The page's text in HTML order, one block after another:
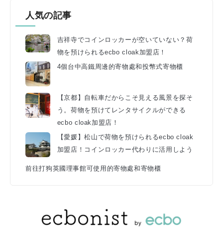
人気の記事
吉祥寺でコインロッカーが空いていない？荷
物を預けられるecbo cloak加盟店！
4個台中高鐵周邊的寄物處和投幣式寄物櫃
【京都】自転車だからこそ見える風景を探そ
う。荷物を預けてレンタサイクルができる
ecbo cloak加盟店！
【愛媛】松山で荷物を預けられるecbo cloak
加盟店！コインロッカー代わりに活用しよう
前往打狗英國理事館可使用的寄物處和寄物櫃